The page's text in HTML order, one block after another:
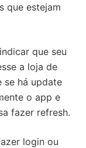
que estejam
que seu
a loja de
se há update
o app e
fazer refresh.
login ou